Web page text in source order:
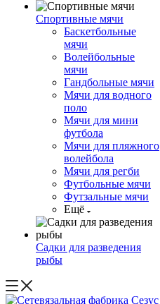
Спортивные мячи
Баскетбольные
мячи
Волейбольные
мячи
Гандбольные мячи
Мячи для водного
поло
Мячи для мини
футбола
Мячи для пляжного
волейбола
Мячи для регби
Футбольные мячи
Футзальные мячи
Ещё
Садки для разведения
рыбы